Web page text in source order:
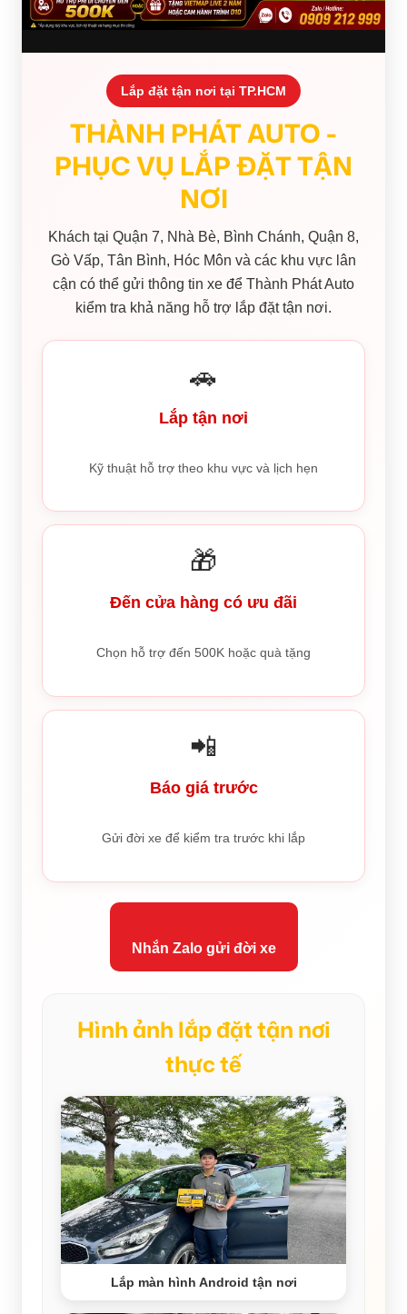
Lắp đặt tận nơi tại TP.HCM
THÀNH PHÁT AUTO -
PHỤC VỤ LẮP ĐẶT TẬN
NƠI
Khách tại Quận 7, Nhà Bè, Bình Chánh, Quận 8,
Gò Vấp, Tân Bình, Hóc Môn và các khu vực lân
cận có thể gửi thông tin xe để Thành Phát Auto
kiểm tra khả năng hỗ trợ lắp đặt tận nơi.
🚗
Lắp tận nơi
Kỹ thuật hỗ trợ theo khu vực và lịch hẹn
🎁
Đến cửa hàng có ưu đãi
Chọn hỗ trợ đến 500K hoặc quà tặng
📲
Báo giá trước
Gửi đời xe để kiểm tra trước khi lắp
Nhắn Zalo gửi đời xe
Hình ảnh lắp đặt tận nơi
thực tế
Lắp màn hình Android tận nơi